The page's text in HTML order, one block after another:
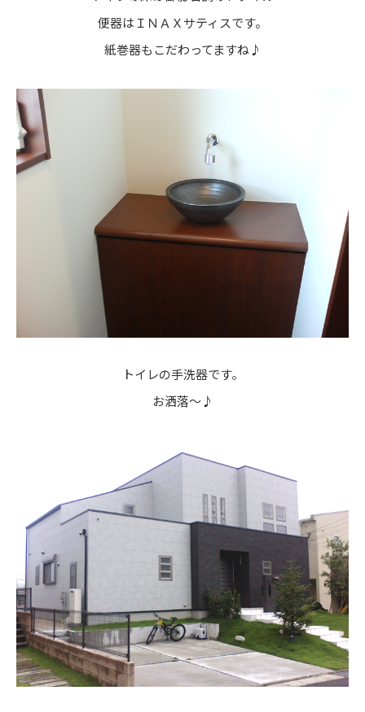
便器はＩＮＡＸサティスです。
紙巻器もこだわってますね♪
トイレの手洗器です。
お洒落～♪